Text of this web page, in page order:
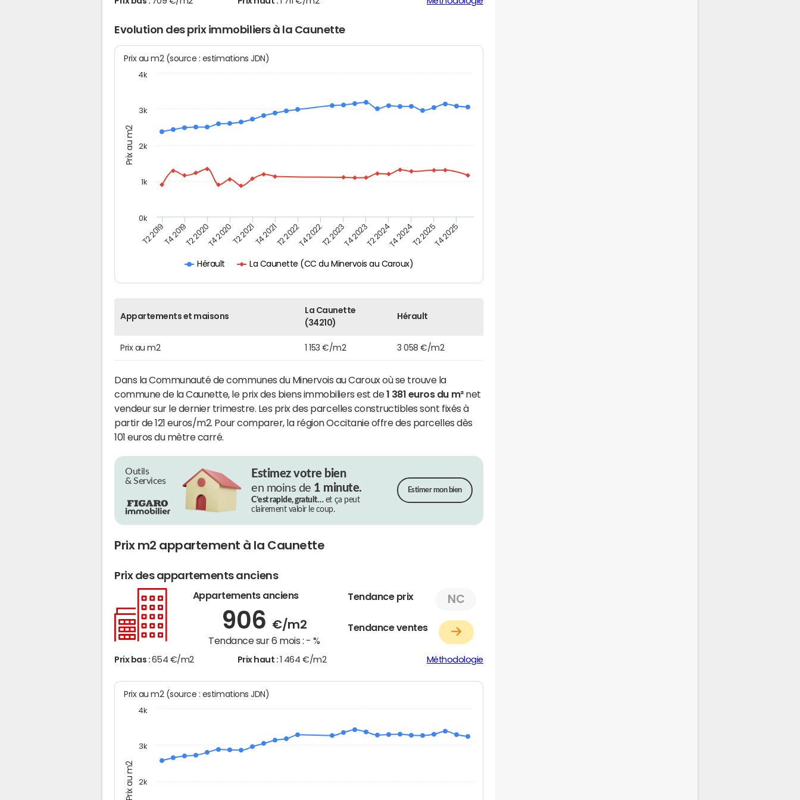
Evolution des prix immobiliers à la Caunette
Prix au m2
Prix au m2 (source : estimations JDN)
Hérault La Caunette (CC du Minervois au Caroux)
T2 2019T4 2019T2 2020T4 2020T2 2021T4 2021T2 2022T4 2022T2 2023T4 2023T2 2024T4 2024T2 2025T4 2025
1k
2k
3k
0k
4k
Appartements et maisons
La Caunette
(34210)
Hérault
Prix au m2 1 153 €/m2 3 058 €/m2
Dans la Communauté de communes du Minervois au Caroux où se trouve la
commune de la Caunette, le prix des biens immobiliers est de1 381 euros du m²net
vendeur sur le dernier trimestre. Les prix des parcelles constructibles sont fixés à
partir de 121 euros/m2. Pour comparer, la région Occitanie offre des parcelles dès
101 euros du mètre carré.
Outils
& Services
Estimez votre bien
en moins de 1 minute.
C’est rapide, gratuit…et ça peut
clairement valoir le coup.
Estimer mon bien
Prix m2 appartement à la Caunette
Prix des appartements anciens
Appartements anciens
906 €/m2
Tendance sur 6 mois : - %
Tendance prix NC
Tendance ventes
Prix bas : 654 €/m2 Prix haut : 1 464 €/m2 Méthodologie
Prix au m2
Prix au m2 (source : estimations JDN)
2k
3k
4k